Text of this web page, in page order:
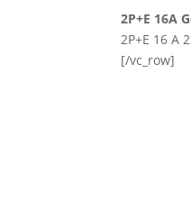
2P+E 16A
2P+E 16 A
[/vc_row]